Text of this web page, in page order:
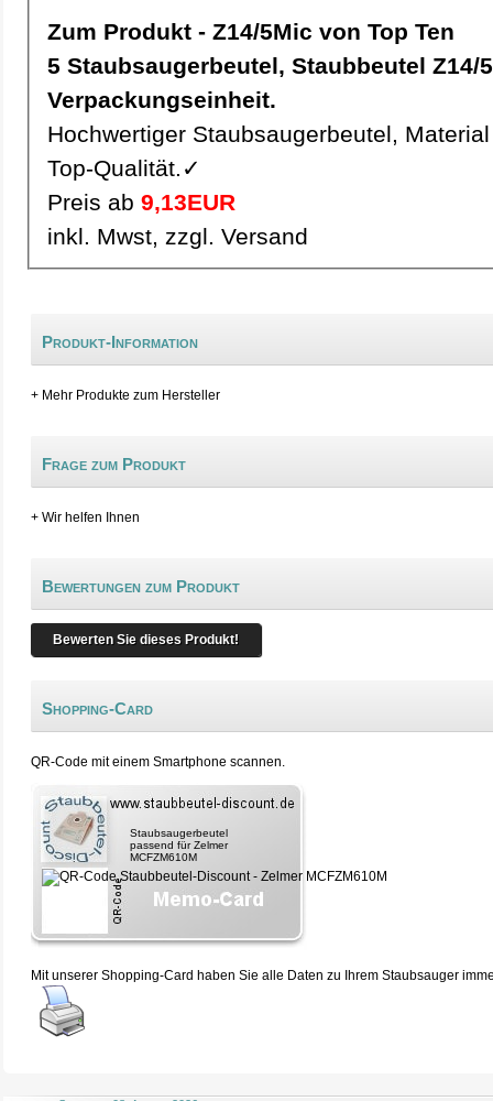
Zum Produkt - Z14/5Mic von Top Ten
5 Staubsaugerbeutel, Staubbeutel Z14/5Mic pro
Verpackungseinheit.
Hochwertiger Staubsaugerbeutel,
Top-Qualität.✓
Preis ab 9,13EUR
inkl. Mwst, zzgl. Versand
Produkt-Information
+ Mehr Produkte zum Hersteller
Frage zum Produkt
+ Wir helfen Ihnen
Bewertungen zum Produkt
Bewerten Sie dieses Produkt!
Shopping-Card
QR-Code mit einem Smartphone scannen.
Staubsaugerbeutel
passend für Zelmer
MCFZM610M
Mit unserer Shopping-Card haben Sie alle Daten zu Ihrem Staubsauger